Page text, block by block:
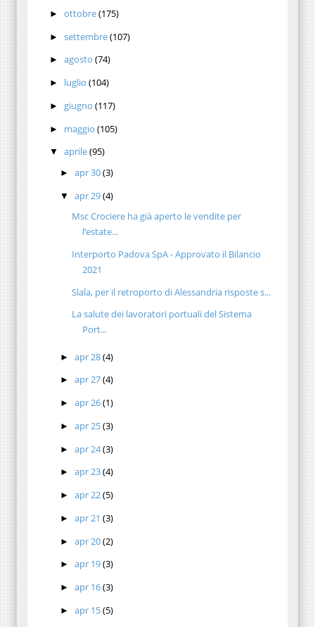
► ottobre(175)
► settembre(107)
► agosto (74)
► luglio (104)
► giugno (117)
► maggio (105)
▼ aprile(95)
►apr 30(3)
▼apr 29(4)
Msc Crociere ha già aperto le vendite per
l’estate...
Interporto Padova SpA - Approvato il Bilancio
2021
Slala, per il retroporto di Alessandria risposte s...
La salute dei lavoratori portuali del Sistema
Port...
►apr 28(4)
►apr 27(4)
►apr 26(1)
►apr 25(3)
►apr 24(3)
►apr 23(4)
►apr 22(5)
►apr 21(3)
►apr 20(2)
►apr 19(3)
►apr 16(3)
►apr 15(5)